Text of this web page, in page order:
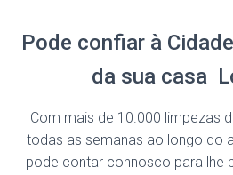
Pode confiar à
da sua casa
Com mais de 10.000 limpezas
todas as semanas ao longo do
pode contar connosco para lhe